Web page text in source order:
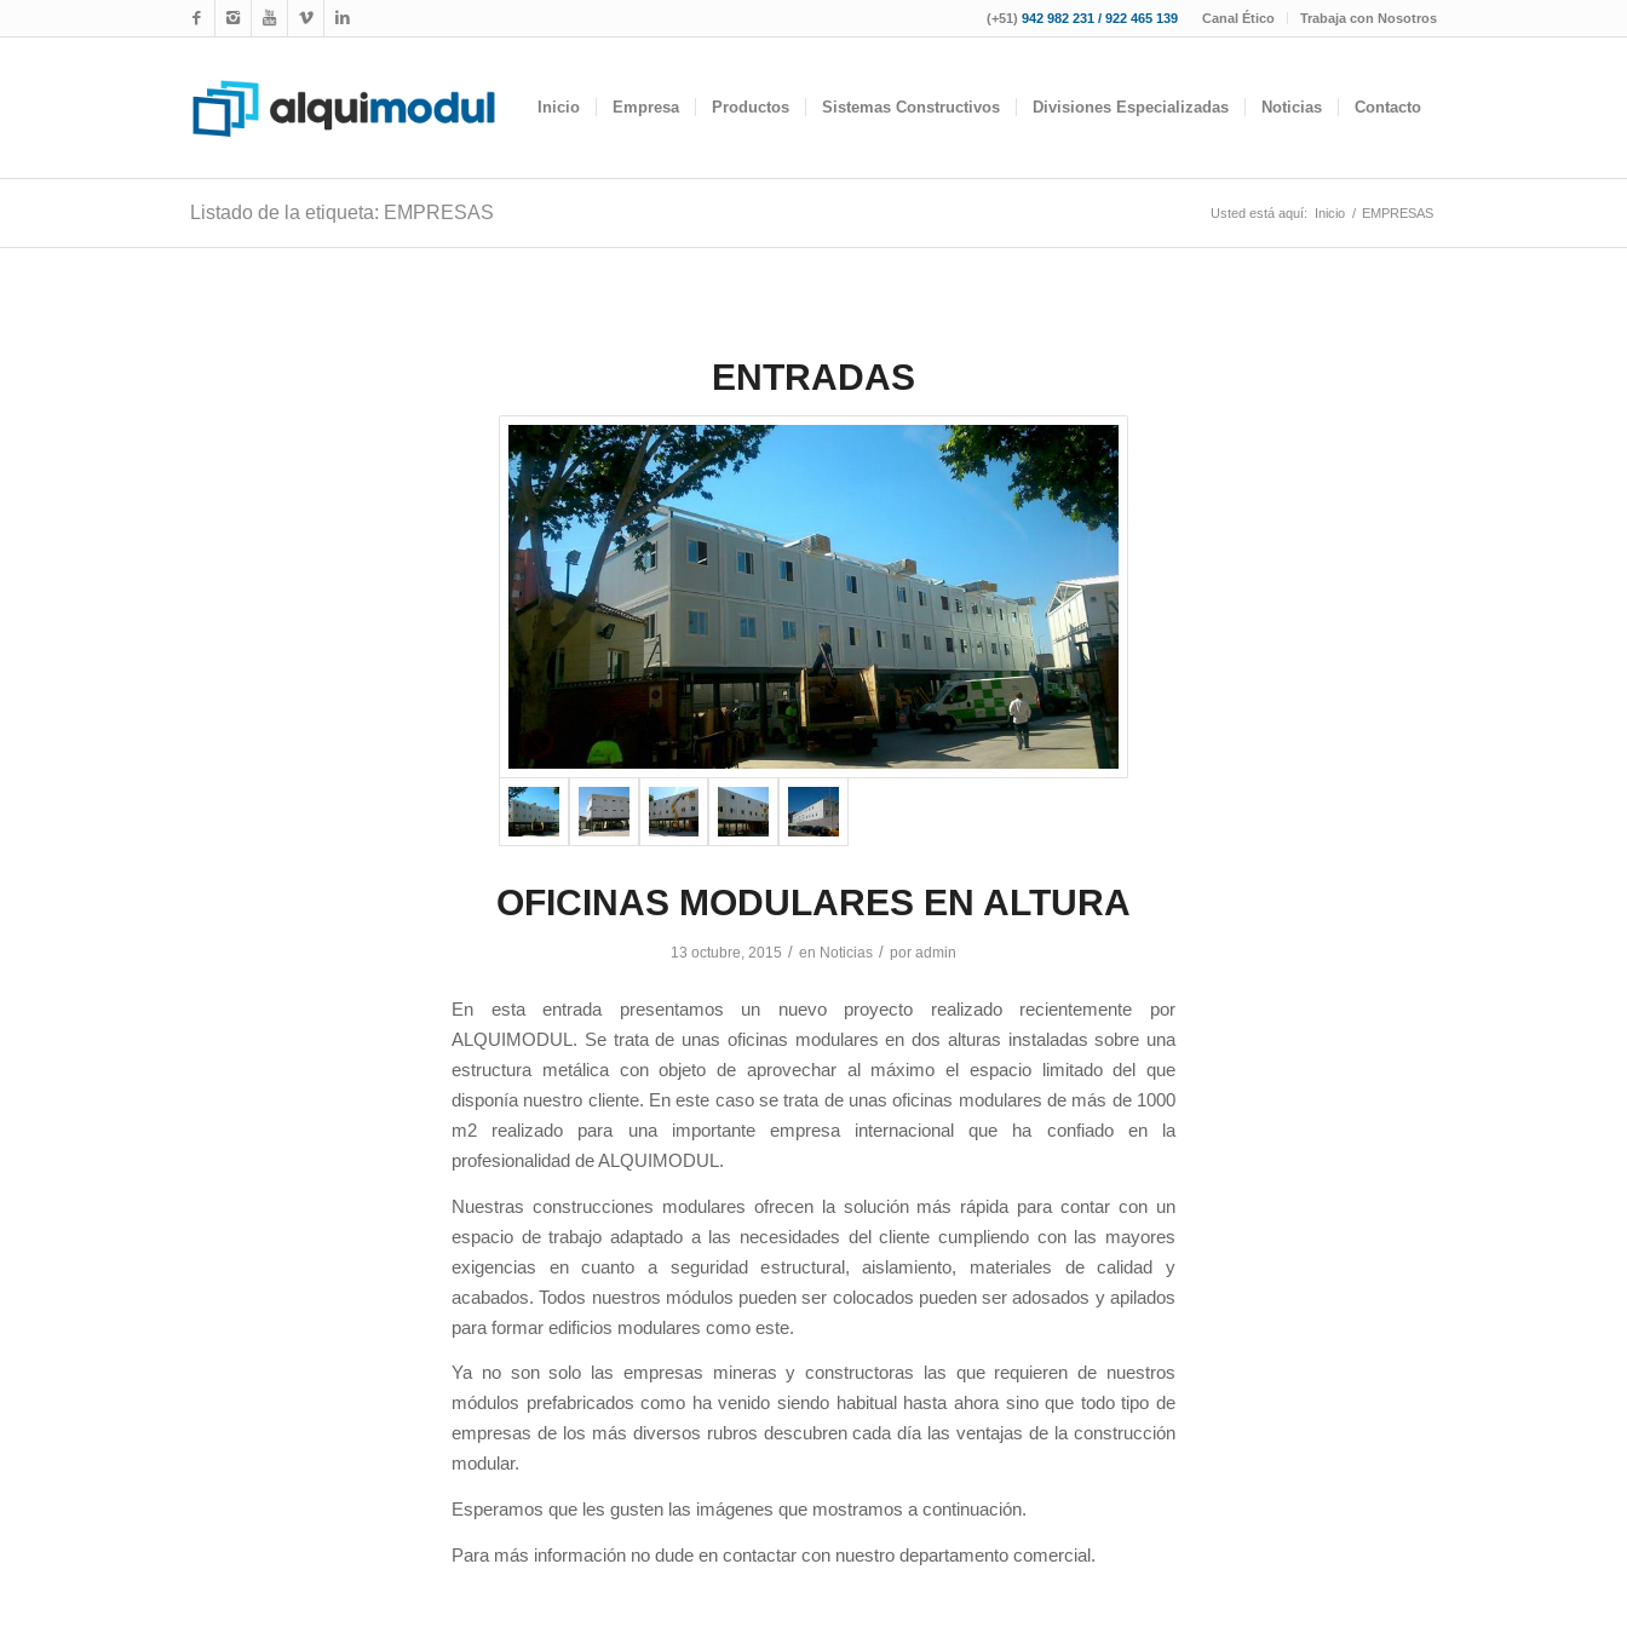
Canal Ético Trabaja con Nosotros
(+51) 942 982 231 / 922 465 139
Inicio Empresa Productos Sistemas Constructivos Divisiones Especializadas Noticias Contacto
Listado de la etiqueta: EMPRESAS Usted está aquí: Inicio / EMPRESAS
ENTRADAS
OFICINAS MODULARES EN ALTURA
13 octubre, 2015 / en Noticias / por admin
En esta entrada presentamos un nuevo proyecto realizado recientemente por
ALQUIMODUL. Se trata de unas oficinas modulares en dos alturas instaladas sobre una
estructura metálica con objeto de aprovechar al máximo el espacio limitado del que
disponía nuestro cliente. En este caso se trata de unas oficinas modulares de más de 1000
m2 realizado para una importante empresa internacional que ha confiado en la
profesionalidad de ALQUIMODUL.
Nuestras construcciones modulares ofrecen la solución más rápida para contar con un
espacio de trabajo adaptado a las necesidades del cliente cumpliendo con las mayores
exigencias en cuanto a seguridad estructural, aislamiento, materiales de calidad y
acabados. Todos nuestros módulos pueden ser colocados pueden ser adosados y apilados
para formar edificios modulares como este.
Ya no son solo las empresas mineras y constructoras las que requieren de nuestros
módulos prefabricados como ha venido siendo habitual hasta ahora sino que todo tipo de
empresas de los más diversos rubros descubren cada día las ventajas de la construcción
modular.
Esperamos que les gusten las imágenes que mostramos a continuación.
Para más información no dude en contactar con nuestro departamento comercial.